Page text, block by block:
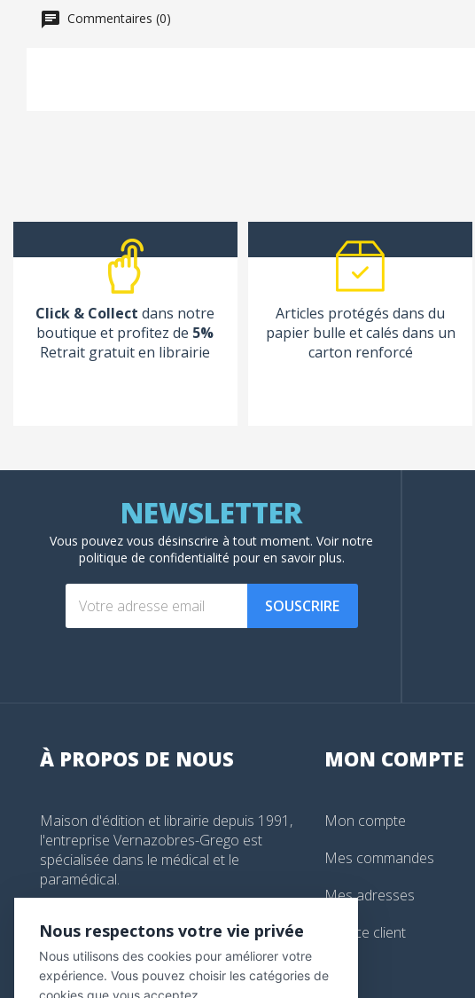
Commentaires (0)
Click & Collect dans notre
boutique et profitez de 5%
Retrait gratuit en librairie
Articles protégés dans du
papier bulle et calés dans un
carton renforcé
Vous pouvez vous désinscrire à tout moment. Voirnotre
politique de confidentialité pour en savoir plus.
SOUSCRIRE
À PROPOS DE NOUS
Maison d'édition et librairie depuis 1991,
l'entreprise Vernazobres-Grego est
spécialisée dans le médical et le
paramédical.
librairie@vg-editions.com
MON COMPTE
Mon compte
Mes commandes
Mes adresses
Service client
Nous respectons votre vie privée
Nous utilisons des cookies pour améliorer votre
expérience. Vous pouvez choisir les catégories de
cookies que vous acceptez.